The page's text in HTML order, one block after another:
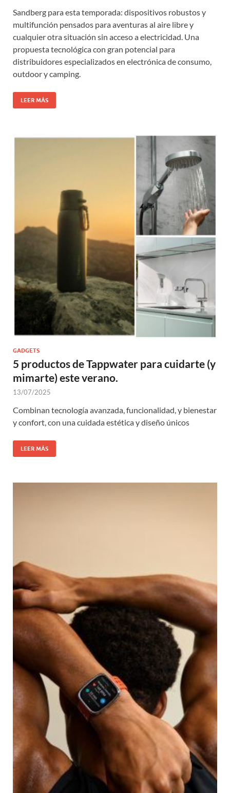
Sandberg para esta temporada: dispositivos robustos y
multifunción pensados para aventuras al aire libre y
cualquier otra situación sin acceso a electricidad. Una
propuesta tecnológica con gran potencial para
distribuidores especializados en electrónica de consumo,
outdoor y camping.
LEER MÁS
GADGETS
5 productos de Tappwater para cuidarte (y
mimarte) este verano.
13/07/2025
Combinan tecnología avanzada, funcionalidad, y bienestar
y confort, con una cuidada estética y diseño únicos
LEER MÁS